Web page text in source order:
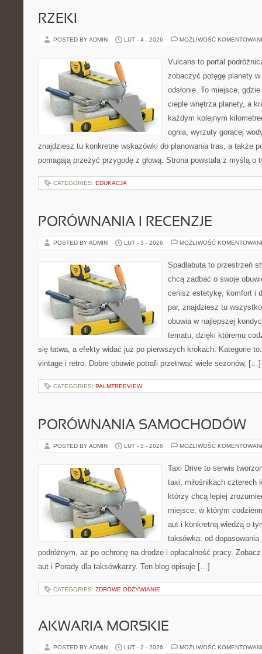
RZEKI
POSTED BY ADMIN LUT - 4 - 2026 MOŻLIWOŚĆ
Vulcans to portal
zobaczyć potęgę planety
odsłonie. To miejsce,
cieple wnętrza planety, a
każdym kolejnym
ognia, wyrzuty gorącej
znajdziesz tu konkretne wskazówki do planowania tras, a także
pomagają przeżyć przygodę z głową. Strona powstała z myślą
CATEGORIES: EDUKACJA
PORÓWNANIA I RECENZJE
POSTED BY ADMIN LUT - 3 - 2026 MOŻLIWOŚĆ
Spadlabuta to przestrzeń
chcą zadbać o swoje
cenisz estetykę, komfort i
par, znajdziesz tu
obuwia w najlepszej
tematu, dzięki któremu
się łatwa, a efekty widać już po pierwszych krokach. Kategorie
vintage i retro. Dobre obuwie potrafi przetrwać wiele sezonów, […]
CATEGORIES: PALMTREEVIEW
PORÓWNANIA SAMOCHODÓW
POSTED BY ADMIN LUT - 3 - 2026 MOŻLIWOŚĆ
Taxi Drive to serwis
taxi, miłośnikach czterech
którzy chcą lepiej
miejsce, w którym
aut i konkretną wiedzą o
taksówka: od
podróżnym, aż po ochronę na drodze i opłacalność pracy.
aut i Porady dla taksówkarzy. Ten blog opisuje […]
CATEGORIES: ZDROWE ODŻYWIANIE
AKWARIA MORSKIE
POSTED BY ADMIN LUT - 2 - 2026 MOŻLIWOŚĆ